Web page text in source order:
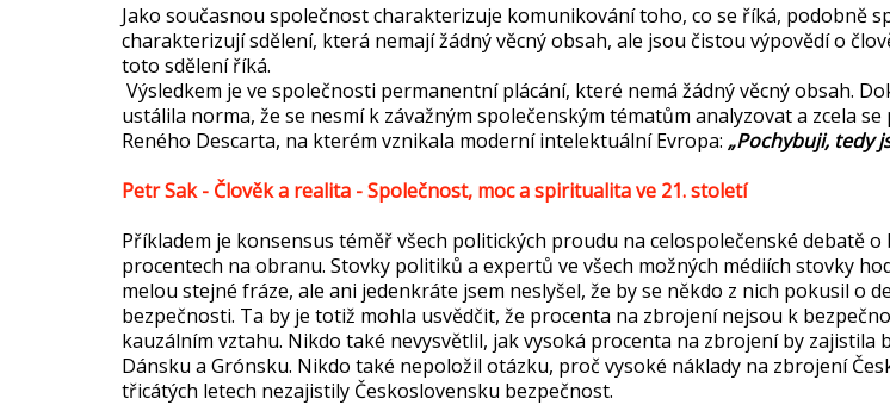
Jako současnou společnost charakterizuje komunikování toho, co se říká, podobně
charakterizují sdělení, která nemají žádný věcný obsah, ale jsou čistou výpovědí o
toto sdělení říká.
Výsledkem je ve společnosti permanentní plácání, které nemá žádný věcný obsah.
ustálila norma, že se nesmí k závažným společenským tématům analyzovat a zcela
Reného Descarta, na kterém vznikala moderní intelektuální Evropa: „Pochybuji, tedy
Petr Sak - Člověk a realita - Společnost, moc a spiritualita ve 21. století
Příkladem je konsensus téměř všech politických proudu na celospolečenské debatě o
procentech na obranu. Stovky politiků a expertů ve všech možných médiích stovky
melou stejné fráze, ale ani jedenkráte jsem neslyšel, že by se někdo z nich pokusil o
bezpečnosti. Ta by je totiž mohla usvědčit, že procenta na zbrojení nejsou k
kauzálním vztahu. Nikdo také nevysvětlil, jak vysoká procenta na zbrojení by zajistila
Dánsku a Grónsku. Nikdo také nepoložil otázku, proč vysoké náklady na zbrojení
třicátých letech nezajistily Československu bezpečnost.